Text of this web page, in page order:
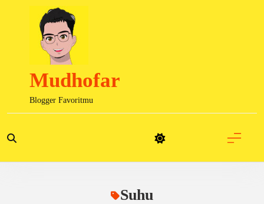
Mudhofar
Blogger Favoritmu
Suhu